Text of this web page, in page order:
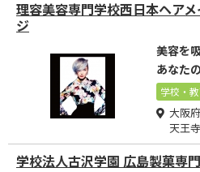
理容美容専門学校西日本ヘア
ジ
美容を
あなた
学校・
大阪
天王
学校法人古沢学園 広島製菓専